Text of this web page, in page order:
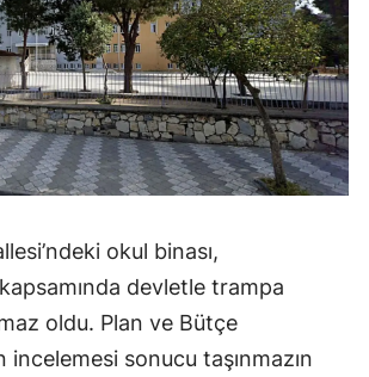
okul binası,
devletle trampa
oldu. Plan ve Bütçe
incelemesi sonucu taşınmazın